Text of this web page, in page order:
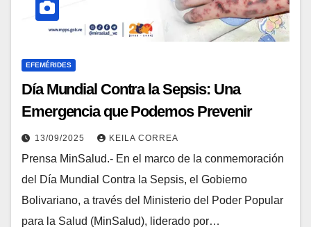
EFEMÉRIDES
Día Mundial Contra la Sepsis: Una
Emergencia que Podemos Prevenir
13/09/2025 KEILA CORREA
Prensa MinSalud.- En el marco de la conmemoración
del Día Mundial Contra la Sepsis, el Gobierno
Bolivariano, a través del Ministerio del Poder Popular
para la Salud (MinSalud), liderado por…